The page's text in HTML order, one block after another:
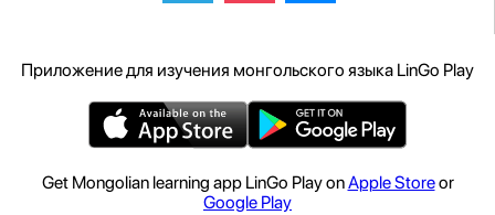
Приложение для изучения монгольского языка LinGo Play
Get Mongolian learning app LinGo Play onApple Storeor
Google Play